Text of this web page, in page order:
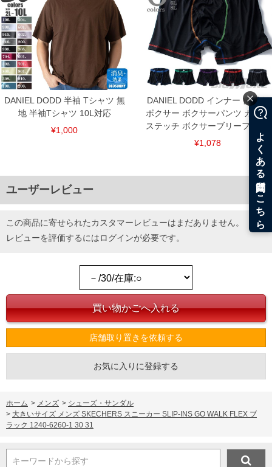
・通気性の良いメッシュアッパーを採用
・長時間の歩行でも快適な履き心地をサポート
SLIP-INS／GO WALK FLEX／WATERPROOF／EXTRA WIDE FIT／
216330
■サイズ表
サイズ/適応/甲幅(外寸)
30/30/11.7
31/31/11.9
単位はcm
返品交換希望の方は、商品到着後1週間以内にご連絡ください。
下着(肌着)やワイシャツは商品の性質上、返品交換不可とさせて頂いております。予め
裾上げ料金は500円+税となります。
備考欄に股下●cmとご記入下さい。（裾上げ無料対象商品は1本につき税込6,000円以
上の品が対象。1本5,999円以下の商品は有料（500円+税）となります。）
出荷まで約1週間～20日間程お時間を頂く場合がございます。
一部、お直しに対応出来ない商品がございます。(例：裾にファスナーや調節ひもが付
いている、極端なデザインが施されている等)
※当店での掲載商品は、実店鋪と在庫を共用しておりますので店頭での売り違い、店
舗からのお取り寄せ等により、お客様にご迷惑をお掛けしてしまう場合がございま
す。そのようなことがない様最大限に努めておりますが、もしあった場合速やかにご
連絡させて頂きますので予めご了承ください。
DANIEL DODD 半袖 Tシャツ 無
地 半袖Tシャツ 10L対応
¥1,000
DANIEL DODD インナー 前開き
ボクサー ボクサーパンツ カラー
ステッチ ボクサーブリーフ 下着
¥1,078
ユーザーレビュー
この商品に寄せられたカスタマーレビューはまだありません。
レビューを評価するにはログインが必要です。
店舗取り置きを依頼する
お気に入りに登録する
ホーム > メンズ > シューズ・サンダル
> 大きいサイズ メンズ SKECHERS スニーカー SLIP-INS GO WALK FLEX ブ
ラック 1240-6260-1 30 31
キーワードから探す